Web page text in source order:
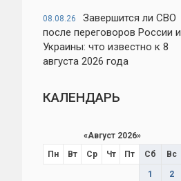
08.08.26
Завершится ли СВО
после переговоров России и
Украины: что известно к 8
августа 2026 года
КАЛЕНДАРЬ
«Август 2026»
Пн
Вт Ср Чт Пт Сб Вс
1 2